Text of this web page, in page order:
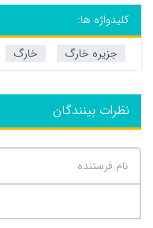
کلیدواژه ها:
جزیره خارگ
خارگ
نظرات بینندگان